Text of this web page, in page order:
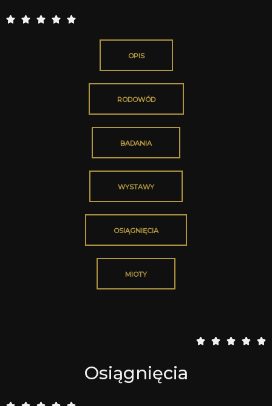
    5
OPIS
RODOWÓD
BADANIA
WYSTAWY
OSIĄGNIĘCIA
MIOTY
    5
Osiągnięcia